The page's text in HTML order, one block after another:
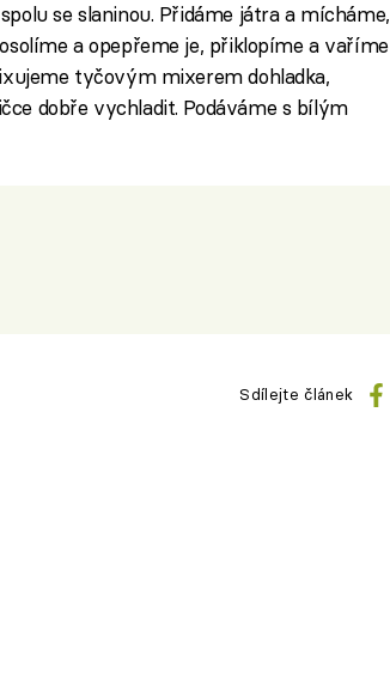
se slaninou. Přidáme játra a mícháme,
a opepřeme je, přiklopíme a vaříme
tyčovým mixerem dohladka,
dobře vychladit. Podáváme s bílým
Sdílejte článek